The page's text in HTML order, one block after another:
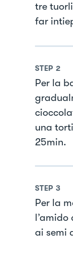
tre
far
STEP 2
Per la
una
25min.
STEP 3
Per la
ai semi